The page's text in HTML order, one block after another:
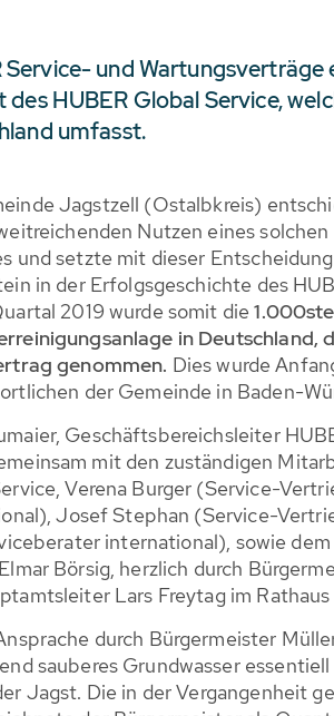
Service- und
des HUBER Global Service,
umfasst.
Jagstzell (Ostalbkreis)
Nutzen eines
und setzte mit dieser
in der Erfolgsgeschichte des
2019 wurde somit die1.000ste
in Deutschland,
genommen. Dies wurde
der Gemeinde in Baden-
Geschäftsbereichsleiter
mit den zuständigen
Verena Burger (Service-
Josef Stephan (Service-
international), sowie
Börsig, herzlich durch
Lars Freytag im
durch Bürgermeister
sauberes Grundwasser
Jagst. Die in der Vergangenheit